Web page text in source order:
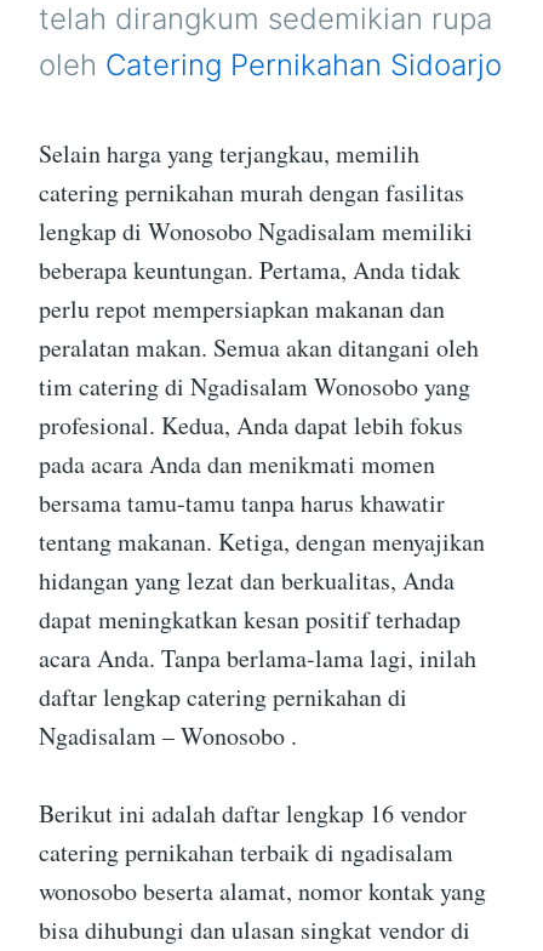
telah dirangkum sedemikian rupa
oleh Catering Pernikahan Sidoarjo
Selain harga yang terjangkau, memilih
catering pernikahan murah dengan fasilitas
lengkap di Wonosobo Ngadisalam memiliki
beberapa keuntungan. Pertama, Anda tidak
perlu repot mempersiapkan makanan dan
peralatan makan. Semua akan ditangani oleh
tim catering di Ngadisalam Wonosobo yang
profesional. Kedua, Anda dapat lebih fokus
pada acara Anda dan menikmati momen
bersama tamu-tamu tanpa harus khawatir
tentang makanan. Ketiga, dengan menyajikan
hidangan yang lezat dan berkualitas, Anda
dapat meningkatkan kesan positif terhadap
acara Anda. Tanpa berlama-lama lagi, inilah
daftar lengkap catering pernikahan di
Ngadisalam – Wonosobo .
Berikut ini adalah daftar lengkap 16 vendor
catering pernikahan terbaik di ngadisalam
wonosobo beserta alamat, nomor kontak yang
bisa dihubungi dan ulasan singkat vendor di